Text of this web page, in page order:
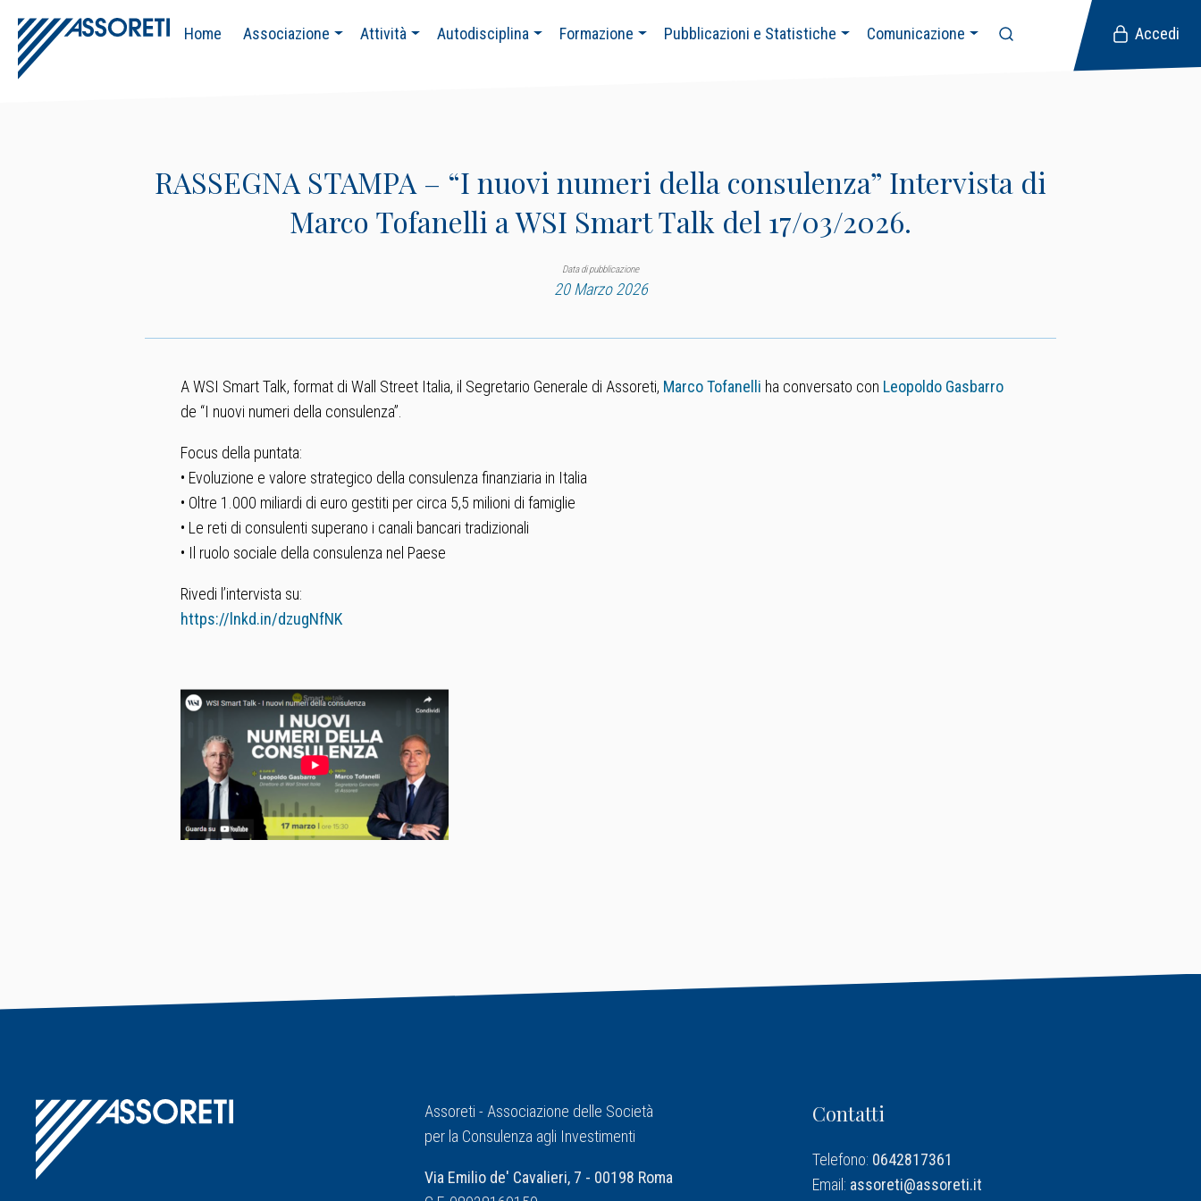
Accedi
Home Associazione Attività Autodisciplina Formazione Pubblicazioni e Statistiche Comunicazione
RASSEGNA STAMPA – “I nuovi numeri della consulenza” Intervista di
Marco Tofanelli a WSI Smart Talk del 17/03/2026.
Data di pubblicazione
20 Marzo 2026
A WSI Smart Talk, format di Wall Street Italia, il Segretario Generale di Assoreti, Marco Tofanelli ha conversato con Leopoldo Gasbarro
de “I nuovi numeri della consulenza”.
Focus della puntata:
• Evoluzione e valore strategico della consulenza finanziaria in Italia
• Oltre 1.000 miliardi di euro gestiti per circa 5,5 milioni di famiglie
• Le reti di consulenti superano i canali bancari tradizionali
• Il ruolo sociale della consulenza nel Paese
Rivedi l’intervista su:
https://lnkd.in/dzugNfNK
Assoreti - Associazione delle Società
per la Consulenza agli Investimenti
Via Emilio de' Cavalieri, 7 - 00198 Roma
Contatti
Telefono: 0642817361
Email: assoreti@assoreti.it